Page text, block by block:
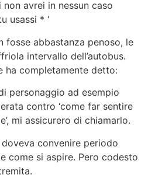
avrei in nessun caso
usassi * ‘
fosse abbastanza penoso, le
intervallo dell’autobus.
ha completamente detto:
personaggio ad esempio
contro ‘come far sentire
mi assicurero di chiamarlo.
convenire periodo
come si aspire. Pero codesto